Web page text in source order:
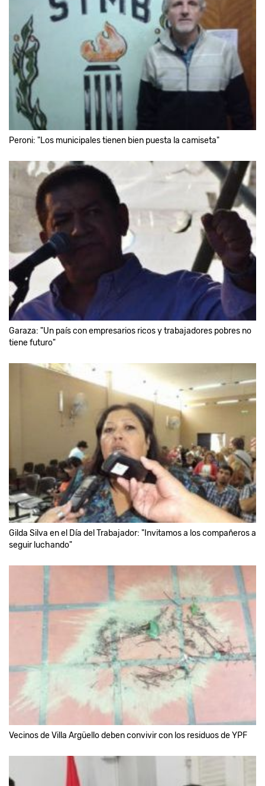
Peroni: "Los municipales tienen bien puesta la camiseta"
Garaza: "Un país con empresarios ricos y trabajadores pobres no
tiene futuro"
Gilda Silva en el Día del Trabajador: "Invitamos a los compañeros a
seguir luchando"
Vecinos de Villa Argüello deben convivir con los residuos de YPF